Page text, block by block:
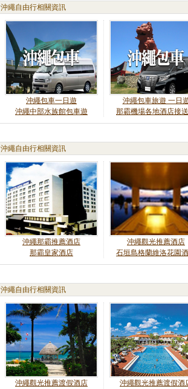
沖繩自由行相關資訊
沖繩包車一日遊
沖繩中部水族館包車遊
沖繩包車旅遊 一日
那霸機場各地酒店接
沖繩自由行相關資訊
沖繩那霸推薦酒店
那霸皇家酒店
沖繩觀光推薦酒店
石垣島格蘭維洛花園
沖繩自由行相關資訊
沖繩觀光推薦渡假酒店
沖繩觀光推薦渡假酒